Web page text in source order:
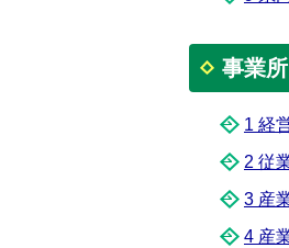
事業所
1 経
2 従
3 産
4 産